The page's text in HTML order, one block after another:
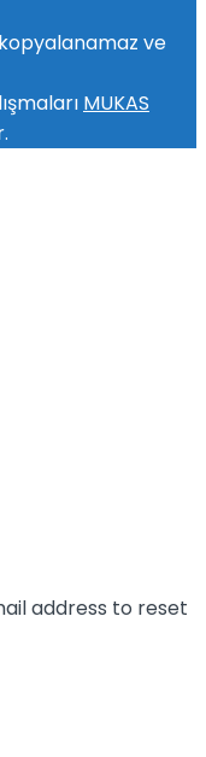
kopyalanamaz ve
MUKAS
address to reset